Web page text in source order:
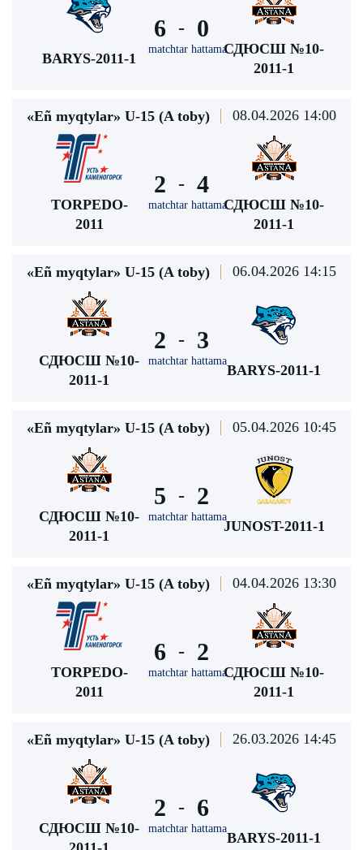
BARYS-2011-1
6 -
matchtar hattama
0
СДЮСШ №10-
2011-1
«Eñ myqtylar» U-15 (A toby) 08.04.2026 14:00
TORPEDO-
2011
2 -
matchtar hattama
4
СДЮСШ №10-
2011-1
«Eñ myqtylar» U-15 (A toby) 06.04.2026 14:15
СДЮСШ №10-
2011-1
2 -
matchtar hattama
3
BARYS-2011-1
«Eñ myqtylar» U-15 (A toby) 05.04.2026 10:45
СДЮСШ №10-
2011-1
5 -
matchtar hattama
2
JUNOST-2011-1
«Eñ myqtylar» U-15 (A toby) 04.04.2026 13:30
TORPEDO-
2011
6 -
matchtar hattama
2
СДЮСШ №10-
2011-1
«Eñ myqtylar» U-15 (A toby) 26.03.2026 14:45
СДЮСШ №10-
2 -
matchtar hattama
6
BARYS-2011-1